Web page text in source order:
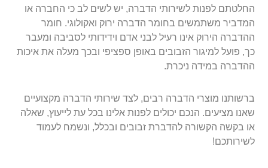
החלטתם לפנות לשירותי הדברה, יש לשים לב כי החברה או
המדביר משתמשים בחומר הדברה ירוק ואקולוגי. חומר
ההדברה הירוק אינו רעיל לבני אדם וידידותי לסביבה ומעבר
כך, פועל למיגור הזבובים באופן ספציפי ובכך מעלה את איכות
ההדברה במידה ניכרת.
ברשותנו מוצרי הדברה רבים, לצד שירותי הדברה מקצועיים
שאנו מציעים. הנכם יכולים לפנות אלינו בכל עת לייעוץ, שאלה
או בקשה הקשורה להדברת זבובים ובכלל, ונשמח לעמוד
לשירותכם!